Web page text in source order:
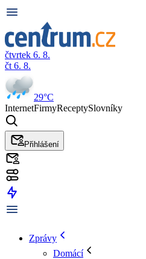
čtvrtek 6. 8.
čt 6. 8.
29°C
InternetFirmyReceptySlovníky
Přihlášení
Zprávy
Domácí